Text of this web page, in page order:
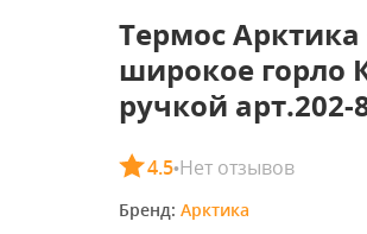
Термос Арктика
широкое горло
ручкой арт.202-
4.5•Нет отзывов
Бренд: Арктика